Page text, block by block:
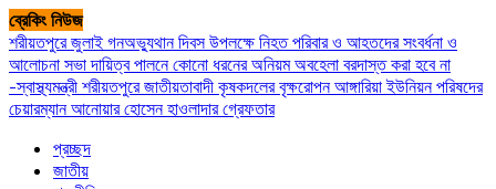
Skip
to
content
ব্রেকিং নিউজ
শরীয়তপুরে জুলাই গনঅভ্যুথান দিবস উপলক্ষে নিহত পরিবার ও আহতদের সংবর্ধনা ও
আলোচনা সভাদায়িত্ব পালনে কোনো ধরনের অনিয়ম অবহেলা বরদাস্ত করা হবে না
-স্বাস্থ্যমন্ত্রী শরীয়তপুরে জাতীয়তাবাদী কৃষকদলের বৃক্ষরোপনআঙ্গারিয়া ইউনিয়ন পরিষদের
চেয়ারম্যান আনোয়ার হোসেন হাওলাদার গ্রেফতার
প্রচ্ছদ
জাতীয়